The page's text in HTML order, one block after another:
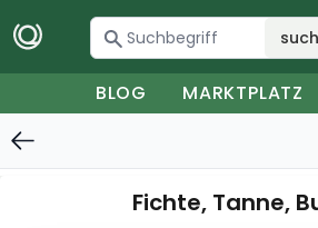
BLOG MARKTPLATZ
Fichte, Tanne,